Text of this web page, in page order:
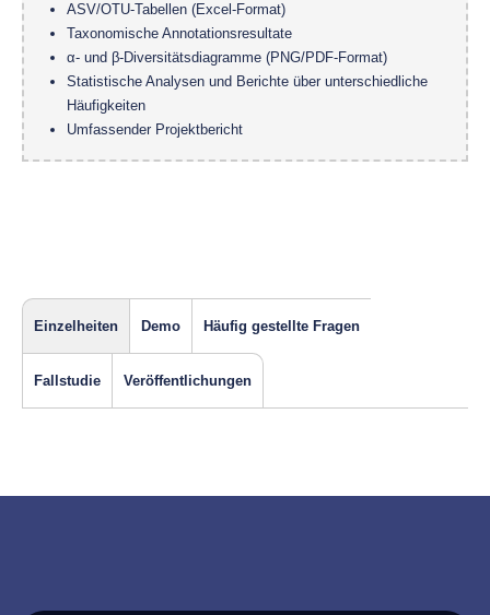
ASV/OTU-Tabellen (Excel-Format)
Taxonomische Annotationsresultate
α- und β-Diversitätsdiagramme (PNG/PDF-Format)
Statistische Analysen und Berichte über unterschiedliche
Häufigkeiten
Umfassender Projektbericht
Einzelheiten Demo Häufig gestellte Fragen
Fallstudie Veröffentlichungen